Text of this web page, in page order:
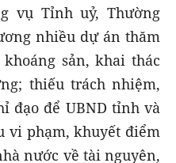
vụ Tỉnh uỷ, Thường
nhiều dự án thăm
sản, khai thác
thiếu trách nhiệm,
đạo để UBND tỉnh và
vi phạm, khuyết điểm
nước về tài nguyên,